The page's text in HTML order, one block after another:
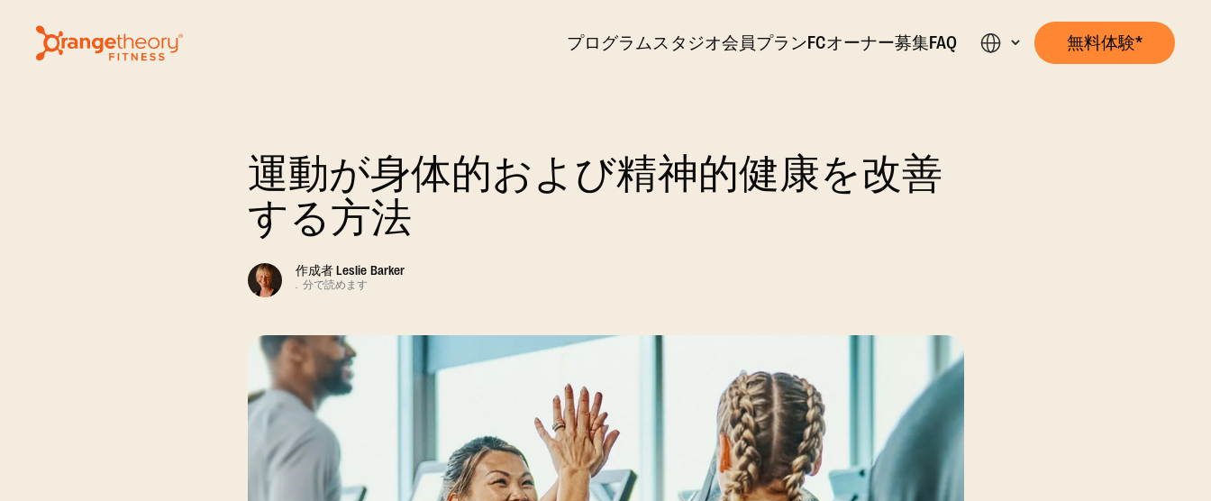
プログラムスタジオ会員プランFCオーナー募集FAQ 無料体験*
運動が身体的および精神的健康を改善
する方法
作成者Leslie Barker
. 分で読めます